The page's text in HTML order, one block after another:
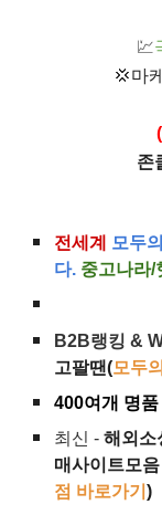
💹
💢마
존
전세계 모두
다. 중고나라/
B2B랭킹 &
고팔땐(모두
400여개 명품
최신 -해외소
매사이트모음
점 바로가기)